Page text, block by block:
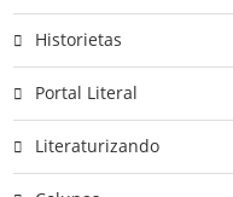
Historietas
Portal Literal
Literaturizando